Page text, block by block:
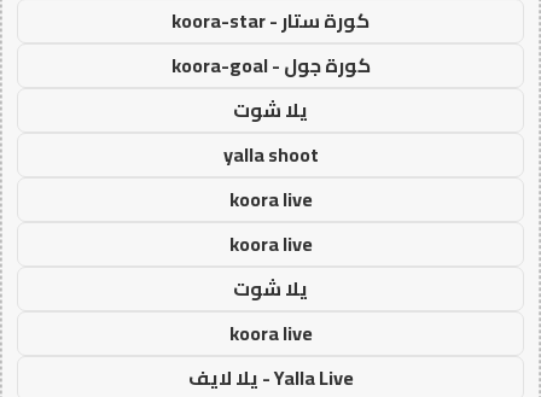
كورة ستار - koora-star
كورة جول - koora-goal
يلا شوت
yalla shoot
koora live
koora live
يلا شوت
koora live
Yalla Live - يلا لايف